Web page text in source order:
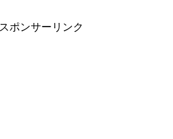
スポンサーリンク